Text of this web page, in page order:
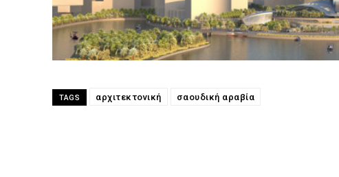
TAGS αρχιτεκτονική σαουδική αραβία